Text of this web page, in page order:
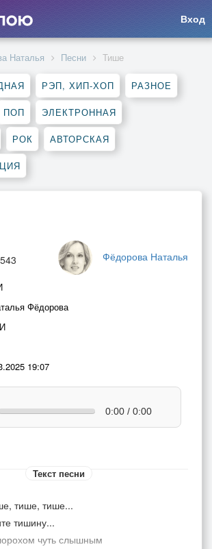
Вход
Наталья Песни Тише
РЭП, ХИП-ХОП РАЗНОЕ
ПОП ЭЛЕКТРОННАЯ
РОК АВТОРСКАЯ
Фёдорова Наталья
Фёдорова
19:07
0:00 / 0:00
Текст песни
тише, тише...
тишину...
чуть слышным